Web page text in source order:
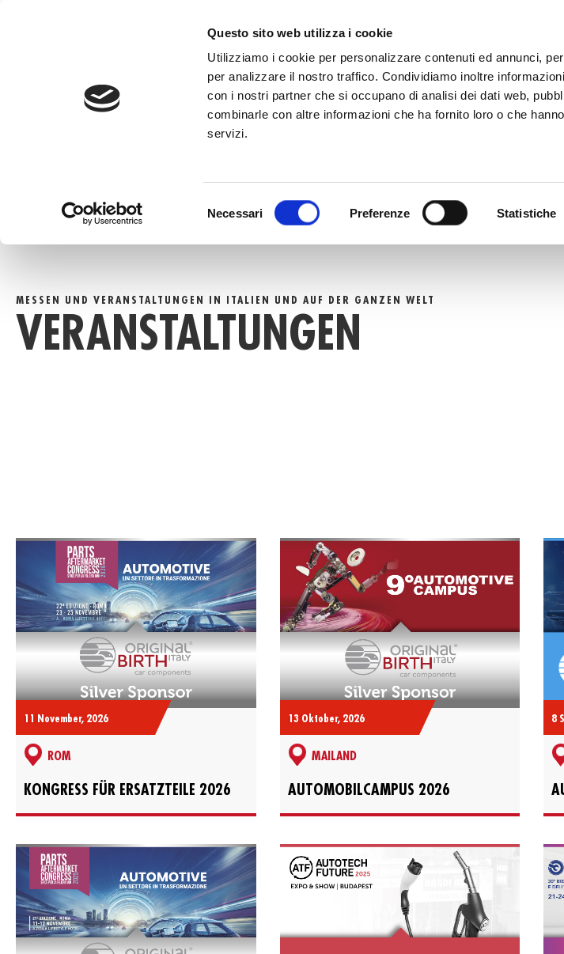
Questo sito web utilizza i cookie
Utilizziamo i cookie per personalizzare contenuti ed annunci,
per analizzare il nostro traffico. Condividiamo inoltre
con i nostri partner che si occupano di analisi dei dati web,
combinarle con altre informazioni che ha fornito loro o che
servizi.
del
Necessari Preferenze Statistiche
DIGITALER
MESSEN UND VERANSTALTUNGEN IN ITALIEN UND AUF DER GANZEN WELT
VERANSTALTUNGEN
TEILNAHME, TERMINE UND MEETINGS BEI
11 November, 2026
ROM
KONGRESS FÜR ERSATZTEILE 2026
13 Oktober, 2026
MAILAND
AUTOMOBILCAMPUS 2026
8